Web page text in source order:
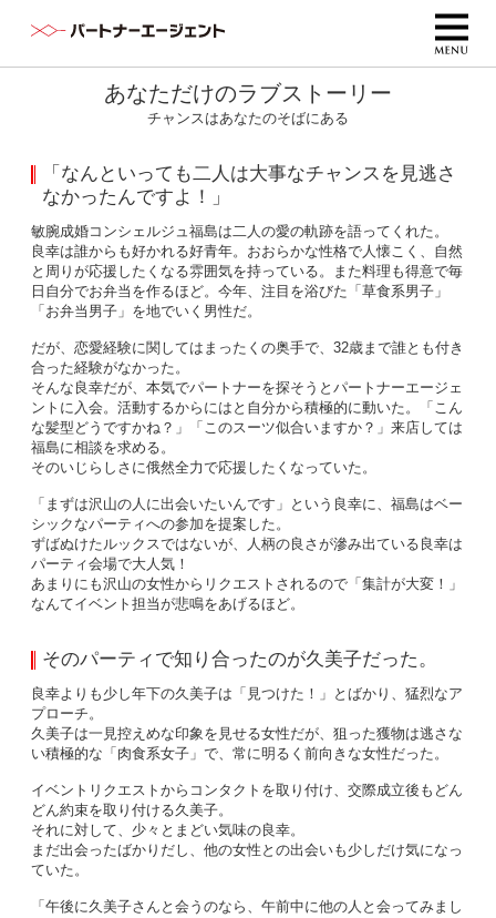
あなただけのラブストーリー
チャンスはあなたのそばにある
「なんといっても二人は大事なチャンスを見逃さ
なかったんですよ！」
敏腕成婚コンシェルジュ福島は二人の愛の軌跡を語ってくれた。
良幸は誰からも好かれる好青年。おおらかな性格で人懐こく、自然
と周りが応援したくなる雰囲気を持っている。また料理も得意で毎
日自分でお弁当を作るほど。今年、注目を浴びた「草食系男子」
「お弁当男子」を地でいく男性だ。
だが、恋愛経験に関してはまったくの奥手で、32歳まで誰とも付き
合った経験がなかった。
そんな良幸だが、本気でパートナーを探そうとパートナーエージェ
ントに入会。活動するからにはと自分から積極的に動いた。「こん
な髪型どうですかね？」「このスーツ似合いますか？」来店しては
福島に相談を求める。
そのいじらしさに俄然全力で応援したくなっていた。
「まずは沢山の人に出会いたいんです」という良幸に、福島はベー
シックなパーティへの参加を提案した。
ずばぬけたルックスではないが、人柄の良さが滲み出ている良幸は
パーティ会場で大人気！
あまりにも沢山の女性からリクエストされるので「集計が大変！」
なんてイベント担当が悲鳴をあげるほど。
そのパーティで知り合ったのが久美子だった。
良幸よりも少し年下の久美子は「見つけた！」とばかり、猛烈なア
プローチ。
久美子は一見控えめな印象を見せる女性だが、狙った獲物は逃さな
い積極的な「肉食系女子」で、常に明るく前向きな女性だった。
イベントリクエストからコンタクトを取り付け、交際成立後もどん
どん約束を取り付ける久美子。
それに対して、少々とまどい気味の良幸。
まだ出会ったばかりだし、他の女性との出会いも少しだけ気になっ
ていた。
「午後に久美子さんと会うのなら、午前中に他の人と会ってみまし